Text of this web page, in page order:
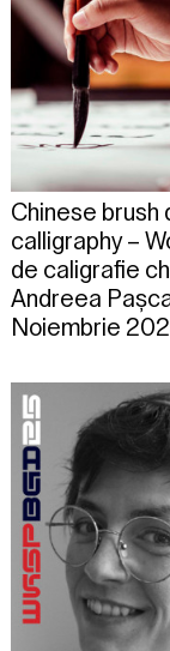
Chinese brush
calligraphy –
de caligrafie
Andreea
Noiembrie